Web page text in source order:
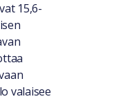
15,6-
valaisee